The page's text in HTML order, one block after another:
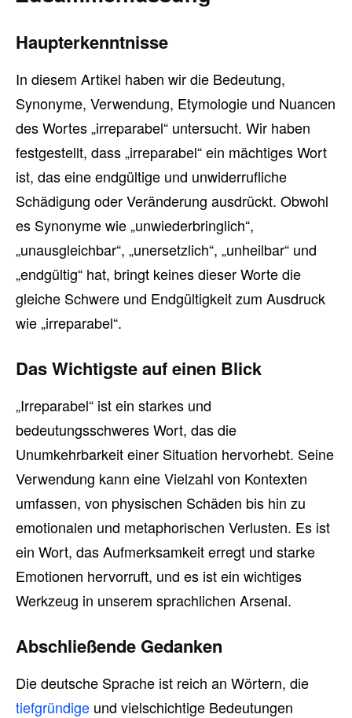
Haupterkenntnisse
In diesem Artikel haben wir die Bedeutung,
Synonyme, Verwendung, Etymologie und Nuancen
des Wortes „irreparabel“ untersucht. Wir haben
festgestellt, dass „irreparabel“ ein mächtiges Wort
ist, das eine endgültige und unwiderrufliche
Schädigung oder Veränderung ausdrückt. Obwohl
es Synonyme wie „unwiederbringlich“,
„unausgleichbar“, „unersetzlich“, „unheilbar“ und
„endgültig“ hat, bringt keines dieser Worte die
gleiche Schwere und Endgültigkeit zum Ausdruck
wie „irreparabel“.
Das Wichtigste auf einen Blick
„Irreparabel“ ist ein starkes und
bedeutungsschweres Wort, das die
Unumkehrbarkeit einer Situation hervorhebt. Seine
Verwendung kann eine Vielzahl von Kontexten
umfassen, von physischen Schäden bis hin zu
emotionalen und metaphorischen Verlusten. Es ist
ein Wort, das Aufmerksamkeit erregt und starke
Emotionen hervorruft, und es ist ein wichtiges
Werkzeug in unserem sprachlichen Arsenal.
Abschließende Gedanken
Die deutsche Sprache ist reich an Wörtern, die
tiefgründige und vielschichtige Bedeutungen